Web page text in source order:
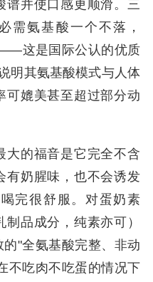
谱并使口感更顺滑。三
需氨基酸一个不落，
这是国际公认的优质
明其氨基酸模式与人体
可媲美甚至超过部分动
大的福音是它完全不含
有奶腥味，也不会诱发
完很舒服。对蛋奶素
制品成分，纯素亦可）
"全氨基酸完整、非动
不吃肉不吃蛋的情况下